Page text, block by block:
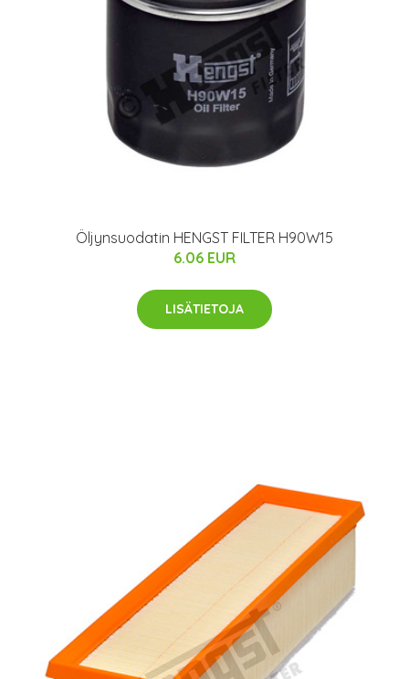
Öljynsuodatin HENGST FILTER H90W15
6.06 EUR
LISÄTIETOJA